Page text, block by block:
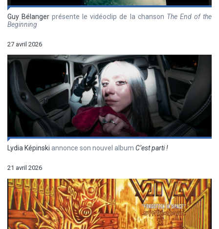
Guy Bélanger présente le vidéoclip de la chanson The End of the
Beginning
27 avril 2026
Lydia Képinski annonce son nouvel album C’est parti !
21 avril 2026